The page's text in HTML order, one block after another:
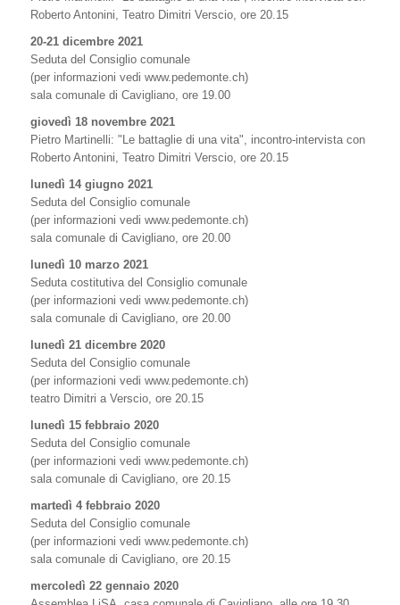
Roberto Antonini, Teatro Dimitri Verscio, ore 20.15
20-21 dicembre 2021
Seduta del Consiglio comunale
(per informazioni vedi www.pedemonte.ch)
sala comunale di Cavigliano, ore 19.00
giovedì 18 novembre 2021
Pietro Martinelli: "Le battaglie di una vita", incontro-intervista con
Roberto Antonini, Teatro Dimitri Verscio, ore 20.15
lunedì 14 giugno 2021
Seduta del Consiglio comunale
(per informazioni vedi www.pedemonte.ch)
sala comunale di Cavigliano, ore 20.00
lunedì 10 marzo 2021
Seduta costitutiva del Consiglio comunale
(per informazioni vedi www.pedemonte.ch)
sala comunale di Cavigliano, ore 20.00
lunedì 21 dicembre 2020
Seduta del Consiglio comunale
(per informazioni vedi www.pedemonte.ch)
teatro Dimitri a Verscio, ore 20.15
lunedì 15 febbraio 2020
Seduta del Consiglio comunale
(per informazioni vedi www.pedemonte.ch)
sala comunale di Cavigliano, ore 20.15
martedì 4 febbraio 2020
Seduta del Consiglio comunale
(per informazioni vedi www.pedemonte.ch)
sala comunale di Cavigliano, ore 20.15
mercoledì 22 gennaio 2020